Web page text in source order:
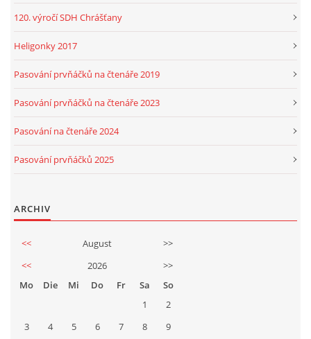
120. výročí SDH Chrášťany
Heligonky 2017
Pasování prvňáčků na čtenáře 2019
Pasování prvňáčků na čtenáře 2023
Pasování na čtenáře 2024
Pasování prvňáčků 2025
ARCHIV
<< August
>>
<<
2026
>>
Mo
Die Mi Do Fr Sa
So
1
2
3
4 5 6 7 8 9